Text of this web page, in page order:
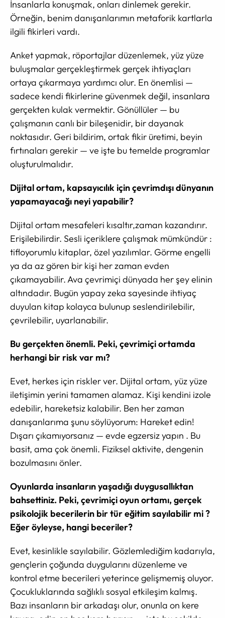
İnsanlarla konuşmak, onları dinlemek gerekir.
Örneğin, benim danışanlarımın metaforik kartlarla
ilgili fikirleri vardı.
Anket yapmak, röportajlar düzenlemek, yüz yüze
buluşmalar gerçekleştirmek gerçek ihtiyaçları
ortaya çıkarmaya yardımcı olur. En önemlisi —
sadece kendi fikirlerine güvenmek değil, insanlara
gerçekten kulak vermektir. Gönüllüler — bu
çalışmanın canlı bir bileşenidir, bir dayanak
noktasıdır. Geri bildirim, ortak fikir üretimi, beyin
fırtınaları gerekir — ve işte bu temelde programlar
oluşturulmalıdır.
Dijital ortam, kapsayıcılık için çevrimdışı dünyanın
yapamayacağı neyi yapabilir?
Dijital ortam mesafeleri kısaltır,zaman kazandırır.
Erişilebilirdir. Sesli içeriklere çalışmak mümkündür :
tifloyorumlu kitaplar, özel yazılımlar. Görme engelli
ya da az gören bir kişi her zaman evden
çıkamayabilir. Ava çevrimiçi dünyada her şey elinin
altındadır. Bugün yapay zeka sayesinde ihtiyaç
duyulan kitap kolayca bulunup seslendirilebilir,
çevrilebilir, uyarlanabilir.
Bu gerçekten önemli. Peki, çevrimiçi ortamda
herhangi bir risk var mı?
Evet, herkes için riskler ver. Dijital ortam, yüz yüze
iletişimin yerini tamamen alamaz. Kişi kendini izole
edebilir, hareketsiz kalabilir. Ben her zaman
danışanlarıma şunu söylüyorum: Hareket edin!
Dışarı çıkamıyorsanız — evde egzersiz yapın . Bu
basit, ama çok önemli. Fiziksel aktivite, dengenin
bozulmasını önler.
Oyunlarda insanların yaşadığı duygusallıktan
bahsettiniz. Peki, çevrimiçi oyun ortamı, gerçek
psikolojik becerilerin bir tür eğitim sayılabilir mi ?
Eğer öyleyse, hangi beceriler?
Evet, kesinlikle sayılabilir. Gözlemlediğim kadarıyla,
gençlerin çoğunda duygularını düzenleme ve
kontrol etme becerileri yeterince gelişmemiş oluyor.
Çocukluklarında sağlıklı sosyal etkileşim kalmış.
Bazı insanların bir arkadaşı olur, onunla on kere